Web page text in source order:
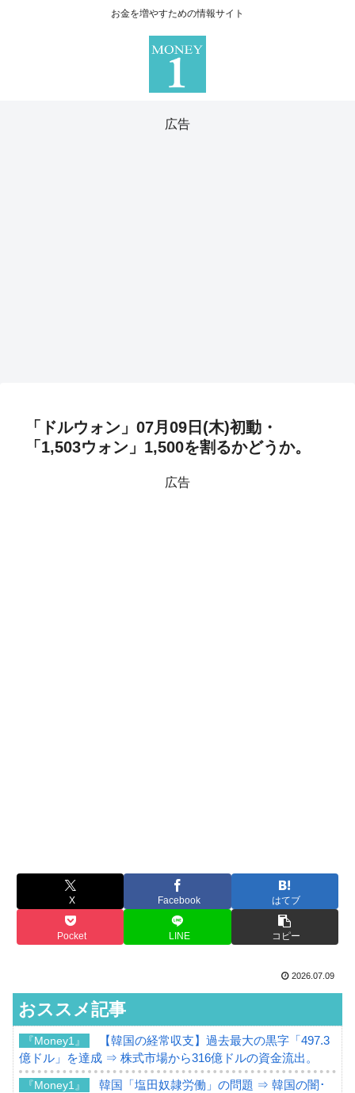
お金を増やすための情報サイト
広告
「ドルウォン」07月09日(木)初動・
「1,503ウォン」1,500を割るかどうか。
広告
X Facebook はてブ
Pocket LINE コピー
2026.07.09
おススメ記事
『Money1』
【韓国の経常収支】過去最大の黒字「497.3
億ドル」を達成 ⇒ 株式市場から316億ドルの資金流出。
『Money1』
韓国「塩田奴隷労働」の問題 ⇒ 韓国の闇･